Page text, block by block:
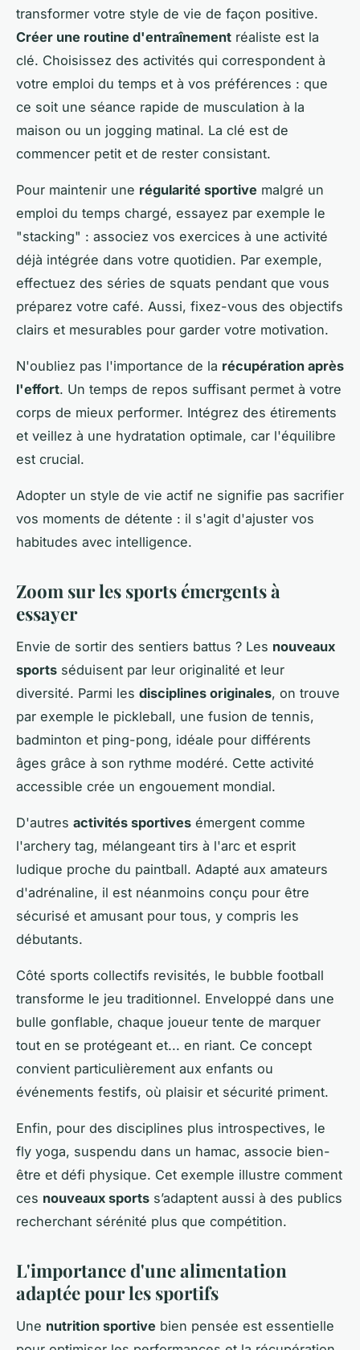
transformer votre style de vie de façon positive.
Créer une routine d'entraînement réaliste est la
clé. Choisissez des activités qui correspondent à
votre emploi du temps et à vos préférences : que
ce soit une séance rapide de musculation à la
maison ou un jogging matinal. La clé est de
commencer petit et de rester consistant.
Pour maintenir une régularité sportive malgré un
emploi du temps chargé, essayez par exemple le
"stacking" : associez vos exercices à une activité
déjà intégrée dans votre quotidien. Par exemple,
effectuez des séries de squats pendant que vous
préparez votre café. Aussi, fixez-vous des objectifs
clairs et mesurables pour garder votre motivation.
N'oubliez pas l'importance de la récupération après
l'effort. Un temps de repos suffisant permet à votre
corps de mieux performer. Intégrez des étirements
et veillez à une hydratation optimale, car l'équilibre
est crucial.
Adopter un style de vie actif ne signifie pas sacrifier
vos moments de détente : il s'agit d'ajuster vos
habitudes avec intelligence.
Zoom sur les sports émergents à
essayer
Envie de sortir des sentiers battus ? Les nouveaux
sports séduisent par leur originalité et leur
diversité. Parmi les disciplines originales, on trouve
par exemple le pickleball, une fusion de tennis,
badminton et ping-pong, idéale pour différents
âges grâce à son rythme modéré. Cette activité
accessible crée un engouement mondial.
D'autres activités sportives émergent comme
l'archery tag, mélangeant tirs à l'arc et esprit
ludique proche du paintball. Adapté aux amateurs
d'adrénaline, il est néanmoins conçu pour être
sécurisé et amusant pour tous, y compris les
débutants.
Côté sports collectifs revisités, le bubble football
transforme le jeu traditionnel. Enveloppé dans une
bulle gonflable, chaque joueur tente de marquer
tout en se protégeant et... en riant. Ce concept
convient particulièrement aux enfants ou
événements festifs, où plaisir et sécurité priment.
Enfin, pour des disciplines plus introspectives, le
fly yoga, suspendu dans un hamac, associe bien-
être et défi physique. Cet exemple illustre comment
ces nouveaux sports s’adaptent aussi à des publics
recherchant sérénité plus que compétition.
L'importance d'une alimentation
adaptée pour les sportifs
Une nutrition sportive bien pensée est essentielle